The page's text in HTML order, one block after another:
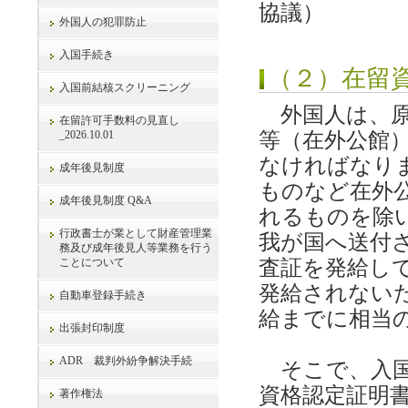
協議）
（２）在留
外国人は、
等（在外公館
なければなり
ものなど在外
れるものを除
我が国へ送付
査証を発給し
発給されない
給までに相当
そこで、入
資格認定証明
外国人の犯罪防止
入国手続き
入国前結核スクリーニング
在留許可手数料の見直し
_2026.10.01
成年後見制度
成年後見制度 Q&A
行政書士が業として財産管理業
務及び成年後見人等業務を行う
ことについて
自動車登録手続き
出張封印制度
ADR 裁判外紛争解決手続
著作権法